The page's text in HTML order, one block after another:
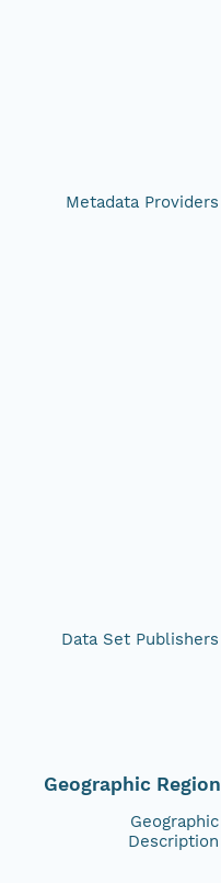
Metadata Providers
Data Set Publishers
Geographic Region
Geographic
Description